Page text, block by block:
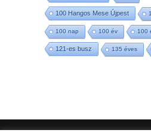
100 Hangos Mese Újpest
100 nap 100 év 100
121-es busz 135 éves